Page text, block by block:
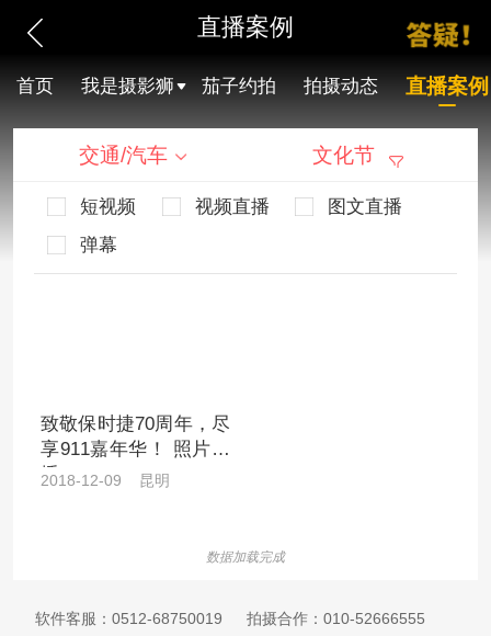
直播案例
首页 我是摄影狮 茄子约拍 拍摄动态 直播案例
交通/汽车 文化节
短视频 视频直播
图文直播
弹幕
致敬保时捷70周年，尽
享911嘉年华！ 照片直
播
2018-12-09 昆明
数据加载完成
软件客服： 0512-68750019 拍摄合作： 010-52666555